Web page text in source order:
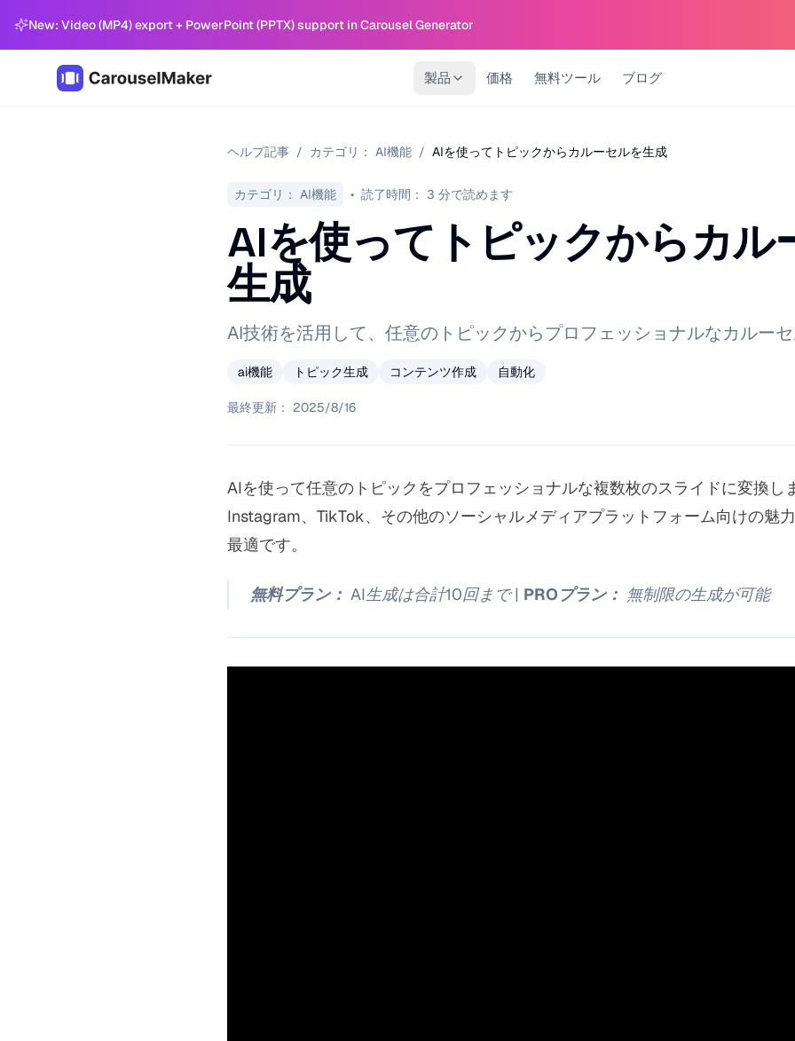
New: Video (MP4) export + PowerPoint (PPTX) support in Carousel Generator
製品 価格 無料ツール ブログ
ヘルプ記事 / カテゴリ： AI機能 / AIを使ってトピックからカルーセルを生成
カテゴリ： AI機能 • 読了時間： 3 分で読めます
AIを使ってトピックからカル
生成
AI技術を活用して、任意のトピックからプロフェッショナルなカルー
ai機能 トピック生成 コンテンツ作成 自動化
最終更新： 2025/8/16
AIを使って任意のトピックをプロフェッショナルな複数枚のスライドに変換し
Instagram、TikTok、その他のソーシャルメディアプラットフォーム向けの魅
最適です。
無料プラン： AI生成は合計10回まで | PROプラン： 無制限の生成が可能